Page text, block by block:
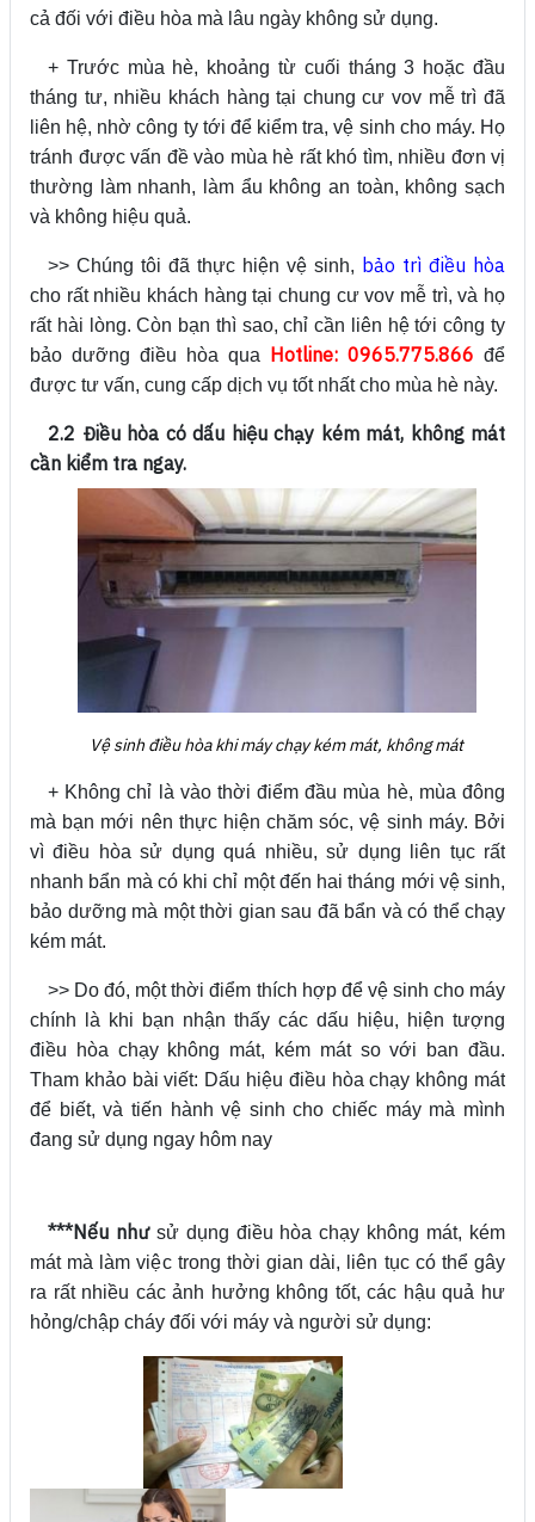
cả đối với điều hòa mà lâu ngày không sử dụng.
+ Trước mùa hè, khoảng từ cuối tháng 3 hoặc đầu
tháng tư, nhiều khách hàng tại chung cư vov mễ trì đã
liên hệ, nhờ công ty tới để kiểm tra, vệ sinh cho máy. Họ
tránh được vấn đề vào mùa hè rất khó tìm, nhiều đơn vị
thường làm nhanh, làm ẩu không an toàn, không sạch
và không hiệu quả.
>> Chúng tôi đã thực hiện vệ sinh, bảo trì điều hòa
cho rất nhiều khách hàng tại chung cư vov mễ trì, và họ
rất hài lòng. Còn bạn thì sao, chỉ cần liên hệ tới công ty
bảo dưỡng điều hòa qua Hotline: 0965.775.866 để
được tư vấn, cung cấp dịch vụ tốt nhất cho mùa hè này.
2.2 Điều hòa có dấu hiệu chạy kém mát, không mát
cần kiểm tra ngay.
Vệ sinh điều hòa khi máy chạy kém mát, không mát
+ Không chỉ là vào thời điểm đầu mùa hè, mùa đông
mà bạn mới nên thực hiện chăm sóc, vệ sinh máy. Bởi
vì điều hòa sử dụng quá nhiều, sử dụng liên tục rất
nhanh bẩn mà có khi chỉ một đến hai tháng mới vệ sinh,
bảo dưỡng mà một thời gian sau đã bẩn và có thể chạy
kém mát.
>> Do đó, một thời điểm thích hợp để vệ sinh cho máy
chính là khi bạn nhận thấy các dấu hiệu, hiện tượng
điều hòa chạy không mát, kém mát so với ban đầu.
Tham khảo bài viết: Dấu hiệu điều hòa chạy không mát
để biết, và tiến hành vệ sinh cho chiếc máy mà mình
đang sử dụng ngay hôm nay
***Nếu nhưsử dụng điều hòa chạy không mát, kém
mát mà làm việc trong thời gian dài, liên tục có thể gây
ra rất nhiều các ảnh hưởng không tốt, các hậu quả hư
hỏng/chập cháy đối với máy và người sử dụng: